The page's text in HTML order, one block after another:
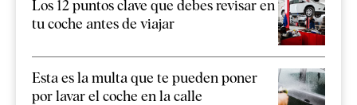
Los 12 puntos clave que debes revisar en
tu coche antes de viajar
Esta es la multa que te pueden poner
por lavar el coche en la calle